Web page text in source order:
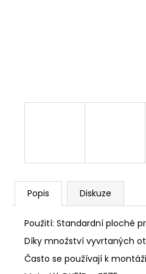
Popis Diskuze
Použití: Standardní ploché
Díky množství vyvrtaných
Často se používají k